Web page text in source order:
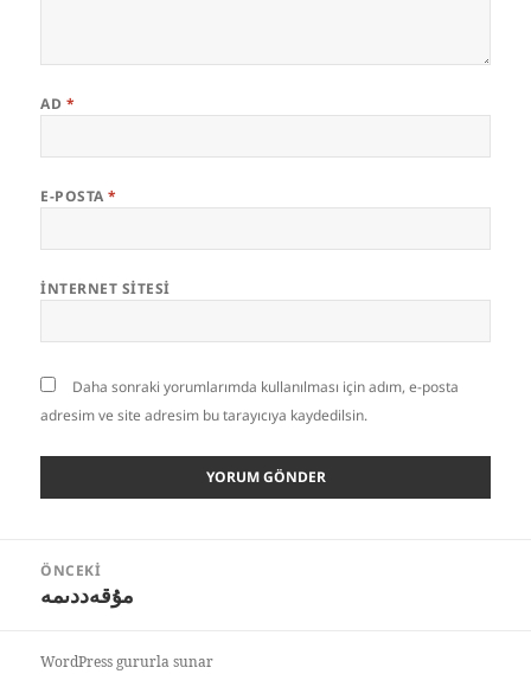
AD *
E-POSTA*
İNTERNET SITESI
Daha sonraki yorumlarımda kullanılması için adım, e-posta
adresim ve site adresim bu tarayıcıya kaydedilsin.
gezinmesi
ÖNCEKI
Önceki
مۇقەددىمە
WordPress gururla sunar